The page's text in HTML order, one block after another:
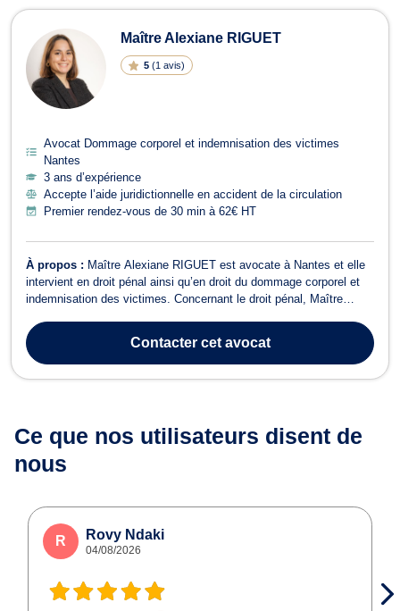
Maître Alexiane RIGUET
5 (1 avis)
Avocat Dommage corporel et indemnisation des victimes
Nantes
3 ans d’expérience
Accepte l’aide juridictionnelle en accident de la circulation
Premier rendez-vous de 30 min à 62€ HT
À propos : Maître Alexiane RIGUET est avocate à Nantes et elle
intervient en droit pénal ainsi qu’en droit du dommage corporel et
indemnisation des victimes. Concernant le droit pénal, Maître
droit pénal des affaires et au droit routier et permis de conduire. En
matière de d...
Contactercet avocat
Ce que nos utilisateurs disent de
nous
R Rovy Ndaki
04/08/2026